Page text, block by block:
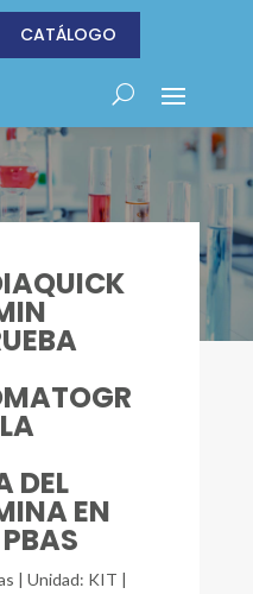
CATÁLOGO
DEL
EN
| Unidad: KIT |